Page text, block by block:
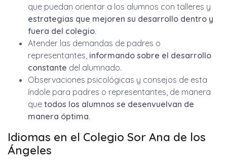
que puedan orientar a los alumnos con talleres y
estrategias que mejoren su desarrollo dentro y
fuera del colegio.
Atender las demandas de padres o
representantes, informando sobre el desarrollo
constante del alumnado.
Observaciones psicológicas y consejos de esta
índole para padres o representantes, de manera
que todos los alumnos se desenvuelvan de
manera óptima.
Idiomas en el Colegio Sor Ana de los
Ángeles